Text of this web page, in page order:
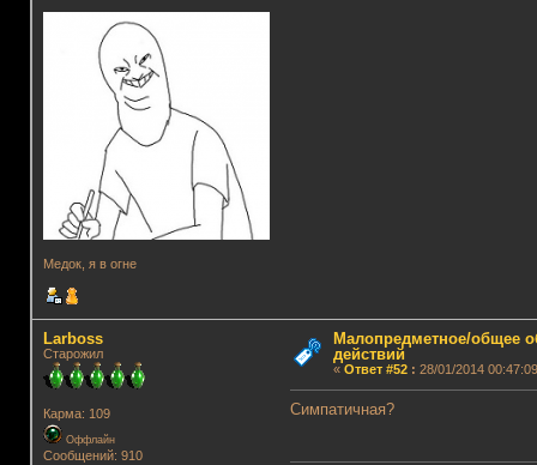
Медок, я в огне
Lаrboss
Старожил
Карма: 109
Оффлайн
Сообщений: 910
Малопредметное/общее
действий
« Ответ #52: 28/01/2014
Симпатичная?